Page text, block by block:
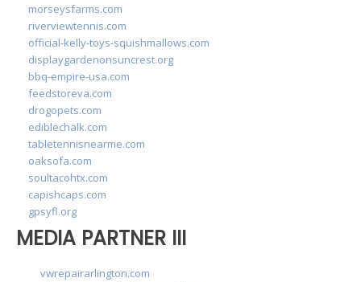
morseysfarms.com
riverviewtennis.com
official-kelly-toys-squishmallows.com
displaygardenonsuncrest.org
bbq-empire-usa.com
feedstoreva.com
drogopets.com
ediblechalk.com
tabletennisnearme.com
oaksofa.com
soultacohtx.com
capishcaps.com
gpsyfl.org
MEDIA PARTNER III
vwrepairarlington.com